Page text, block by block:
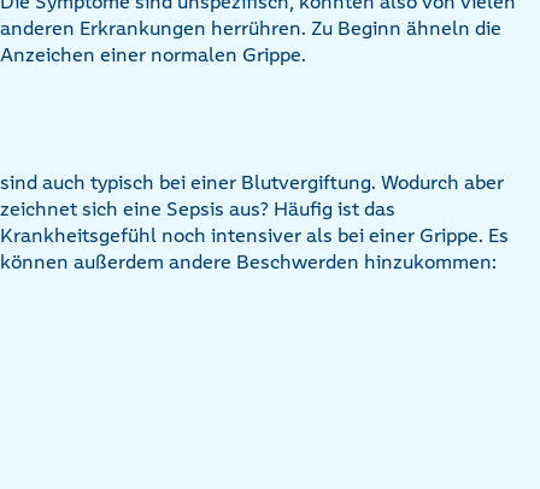
anderen Erkrankungen herrühren. Zu Beginn ähneln die
Anzeichen einer normalen Grippe.
sind auch typisch bei einer Blutvergiftung. Wodurch aber
zeichnet sich eine Sepsis aus? Häufig ist das
Krankheitsgefühl noch intensiver als bei einer Grippe. Es
können außerdem andere Beschwerden hinzukommen: